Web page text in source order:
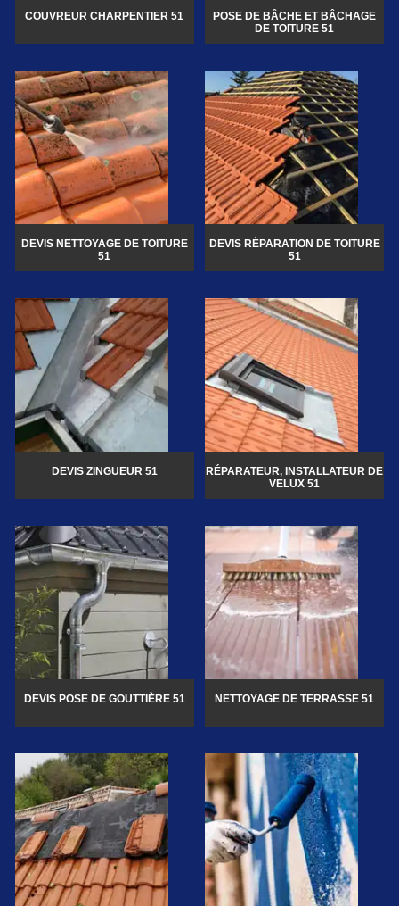
COUVREUR CHARPENTIER 51
POSE DE BÂCHE ET BÂCHAGE
DE TOITURE 51
DEVIS NETTOYAGE DE TOITURE
51
DEVIS RÉPARATION DE TOITURE
51
DEVIS ZINGUEUR 51
RÉPARATEUR, INSTALLATEUR DE
VELUX 51
DEVIS POSE DE GOUTTIÈRE 51 NETTOYAGE DE TERRASSE 51